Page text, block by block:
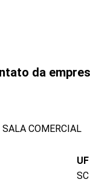
da
COMERCIAL
UF
SC